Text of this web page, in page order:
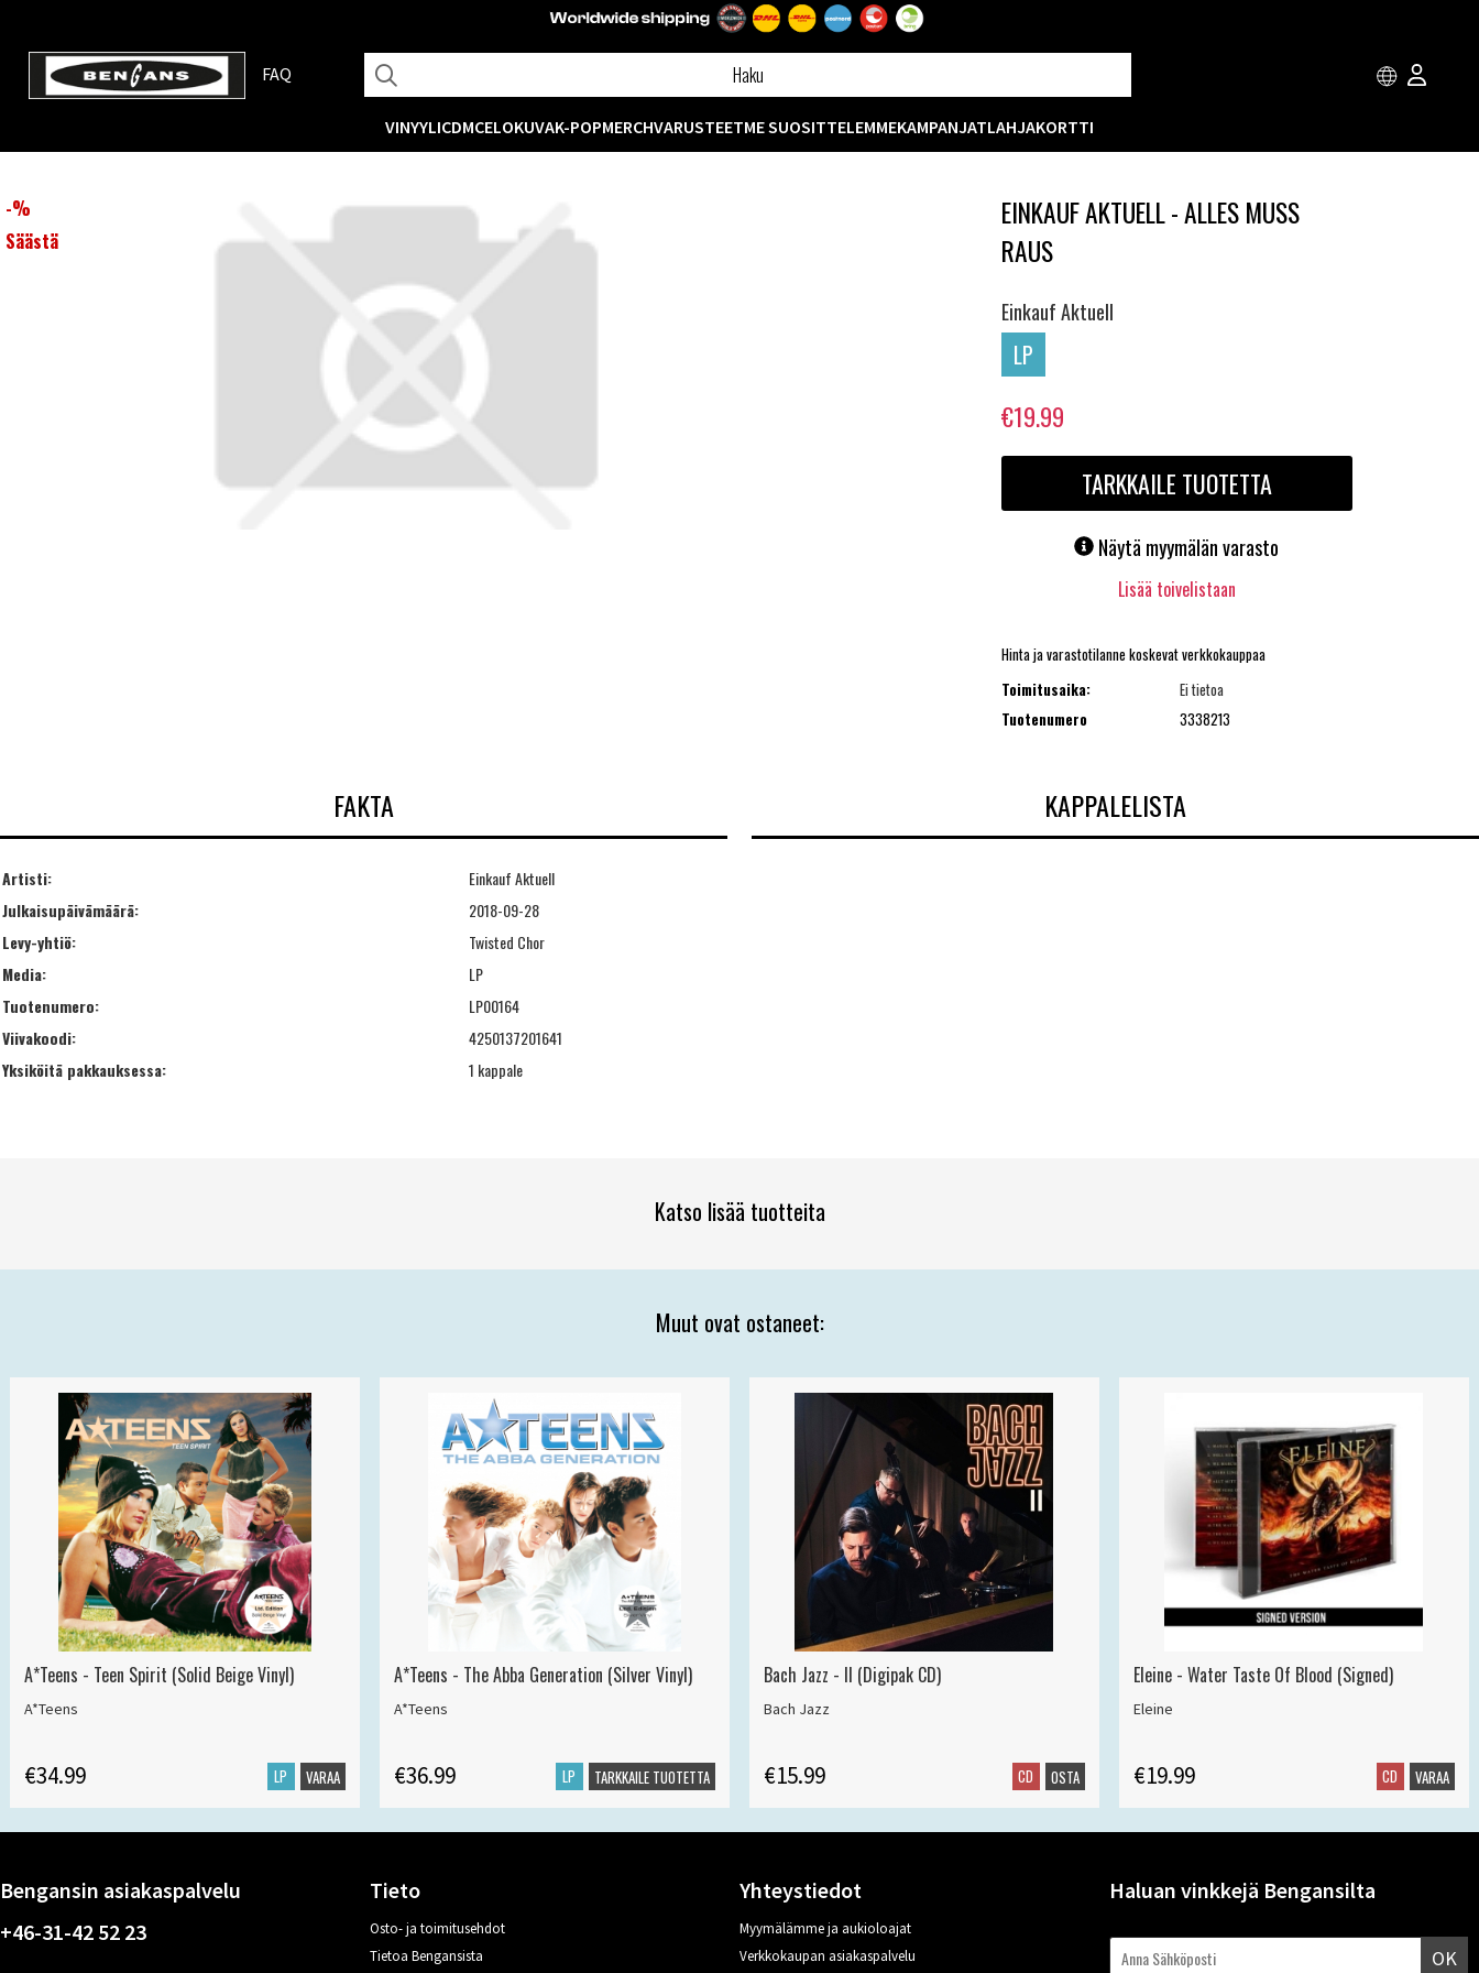
FAQ
VINYYLICDMCELOKUVAK-POPMERCHVARUSTEETME SUOSITTELEMMEKAMPANJATLAHJAKORTTI
-%
Säästä
EINKAUF AKTUELL - ALLES MUSS
RAUS
Einkauf Aktuell
LP
€19.99
TARKKAILE TUOTETTA
Näytä myymälän varasto
Lisää toivelistaan
Hinta ja varastotilanne koskevat verkkokauppaa
Toimitusaika:
Ei tietoa
Tuotenumero
3338213
FAKTA
Artisti:
Einkauf Aktuell
Julkaisupäivämäärä:
2018-09-28
Levy-yhtiö:
Twisted Chor
Media:
LP
Tuotenumero:
LP00164
Viivakoodi:
4250137201641
Yksiköitä pakkauksessa:
1 kappale
KAPPALELISTA
Katso lisää tuotteita
Muut ovat ostaneet:
A*Teens - Teen Spirit (Solid Beige Vinyl)
A*Teens
€34.99 LP VARAA
A*Teens - The Abba Generation (Silver Vinyl)
A*Teens
€36.99 LP TARKKAILE TUOTETTA
Bach Jazz - II (Digipak CD)
Bach Jazz
€15.99 CD OSTA
Eleine - Water Taste Of Blood (Signed)
Eleine
€19.99 CD VARAA
Bengansin asiakaspalvelu
+46-31-42 52 23
Tieto
Osto- ja toimitusehdot
Tietoa Bengansista
Yhteystiedot
Myymälämme ja aukioloajat
Verkkokaupan asiakaspalvelu
Haluan vinkkejä Bengansilta
OK